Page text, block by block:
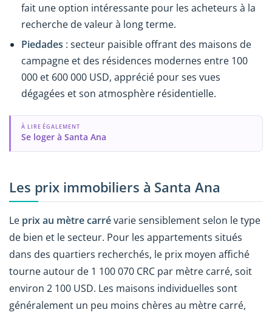
fait une option intéressante pour les acheteurs à la
recherche de valeur à long terme.
Piedades : secteur paisible offrant des maisons de
campagne et des résidences modernes entre 100
000 et 600 000 USD, apprécié pour ses vues
dégagées et son atmosphère résidentielle.
À LIRE ÉGALEMENT
Se loger à Santa Ana
Les prix immobiliers à Santa Ana
Le prix au mètre carrévarie sensiblement selon le type
de bien et le secteur. Pour les appartements situés
dans des quartiers recherchés, le prix moyen affiché
tourne autour de 1 100 070 CRC par mètre carré, soit
environ 2 100 USD. Les maisons individuelles sont
généralement un peu moins chères au mètre carré,